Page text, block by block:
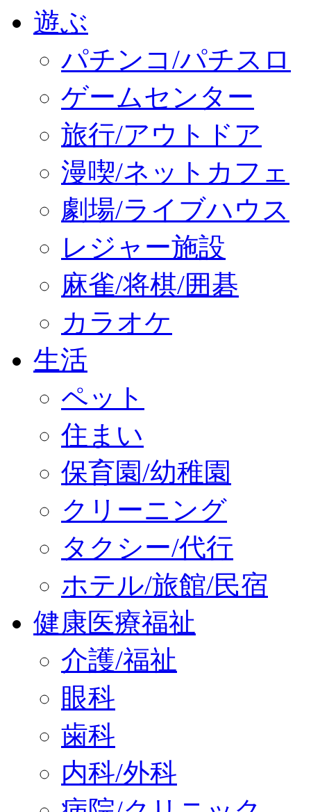
遊ぶ
パチンコ/パチスロ
ゲームセンター
旅行/アウトドア
漫喫/ネットカフェ
劇場/ライブハウス
レジャー施設
麻雀/将棋/囲碁
カラオケ
生活
ペット
住まい
保育園/幼稚園
クリーニング
タクシー/代行
ホテル/旅館/民宿
健康医療福祉
介護/福祉
眼科
歯科
内科/外科